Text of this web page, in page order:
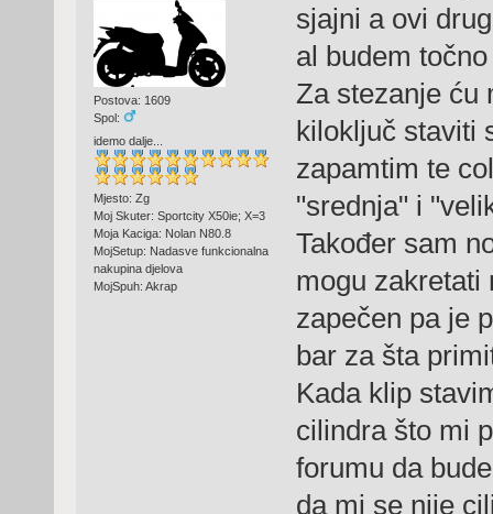
Postova: 1609
Spol:
idemo dalje...
Mjesto: Zg
Moj Skuter: Sportcity X50ie; X=3
Moja Kaciga: Nolan N80.8
MojSetup: Nadasve funkcionalna
nakupina djelova
MojSpuh: Akrap
sjajni a ovi
al budem
Za stezanje ću
kiloključ staviti
zapamtim te
"srednja" i
Također sam
mogu zakretati
zapečen pa je
bar za šta
Kada klip
cilindra što mi
forumu da
da mi se nije